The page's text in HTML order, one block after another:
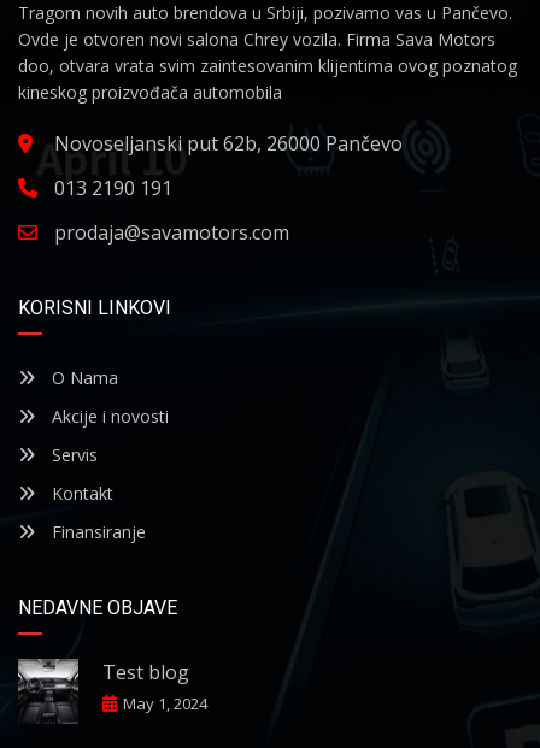
Tragom novih auto brendova u Srbiji, pozivamo vas u Pančevo.
Ovde je otvoren novi salona Chrey vozila. Firma Sava Motors
doo, otvara vrata svim zaintesovanim klijentima ovog poznatog
kineskog proizvođača automobila
Novoseljanski put 62b, 26000 Pančevo
013 2190 191
prodaja@savamotors.com
KORISNI LINKOVI
O Nama
Akcije i novosti
Servis
Kontakt
Finansiranje
NEDAVNE OBJAVE
Test blog
May 1, 2024